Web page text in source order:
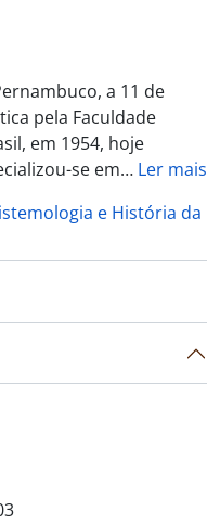
a 11 de
pela Faculdade
em 1954, hoje
se em… Ler mais
e História da